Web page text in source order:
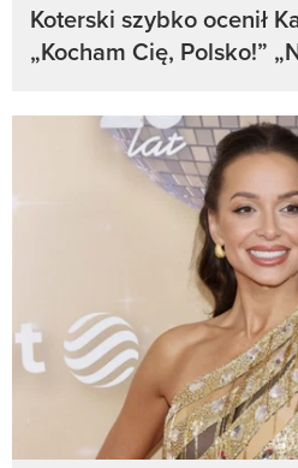
Koterski szybko ocenił
„Kocham Cię, Polsko!”